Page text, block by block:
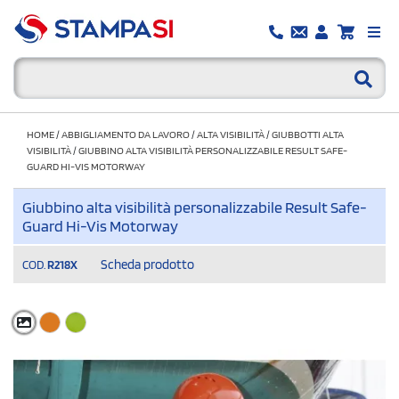
HOME/ABBIGLIAMENTO DA LAVORO/ALTA VISIBILITÀ/GIUBBOTTI ALTA
VISIBILITÀ/GIUBBINO ALTA VISIBILITÀ PERSONALIZZABILE RESULT SAFE-
GUARD HI-VIS MOTORWAY
Giubbino alta visibilità personalizzabile Result Safe-
Guard Hi-Vis Motorway
COD. R218X Scheda prodotto